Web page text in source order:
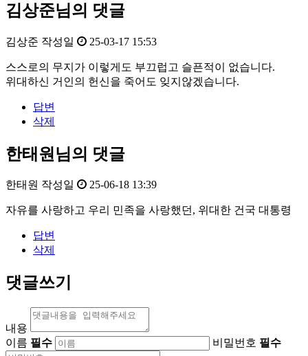
김상준님의 댓글
김상준 작성일 25-03-17 15:53
스스로의 무지가 이렇게도 부끄럽고 슬픈적이 없습니다.
위대하신 거인의 헌신을 죽어도 잊지않겠습니다.
답변
삭제
한태원님의 댓글
한태원 작성일 25-06-18 13:39
자유를 사랑하고 우리 민족을 사랑했던, 위대한 건국 대통령
답변
삭제
댓글쓰기
내용
이름 필수 비밀번호 필수